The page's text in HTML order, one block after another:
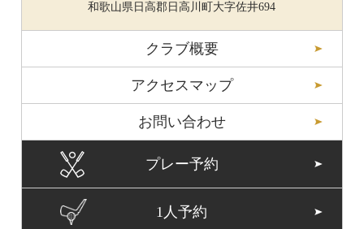
和歌山県日高郡日高川町大字佐井694
クラブ概要
アクセスマップ
お問い合わせ
プレー予約
1人予約